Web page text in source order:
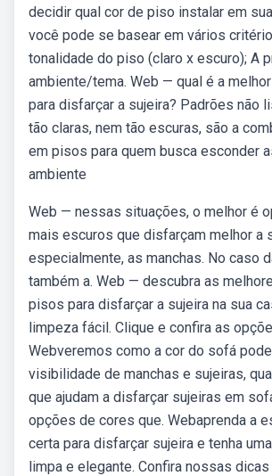
decidir qual cor de piso instalar em
você pode se basear em vários
tonalidade do piso (claro x escuro); A
ambiente/tema. Web — qual é a
para disfarçar a sujeira? Padrões não
tão claras, nem tão escuras, são a
em pisos para quem busca esconder
ambiente
Web — nessas situações, o melhor é
mais escuros que disfarçam melhor a
especialmente, as manchas. No caso
também a. Web — descubra as
pisos para disfarçar a sujeira na sua
limpeza fácil. Clique e confira as
Webveremos como a cor do sofá
visibilidade de manchas e sujeiras,
que ajudam a disfarçar sujeiras em
opções de cores que. Webaprenda a
certa para disfarçar sujeira e tenha
limpa e elegante. Confira nossas